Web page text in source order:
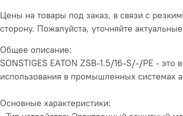
Цены на товары под заказ, в связи с
сторону. Пожалуйста, уточняйте
Общее описание:
SONSTIGES EATON ZSB-1.5/16-S/-/PE -
использования в промышленных системах
Основные характеристики: